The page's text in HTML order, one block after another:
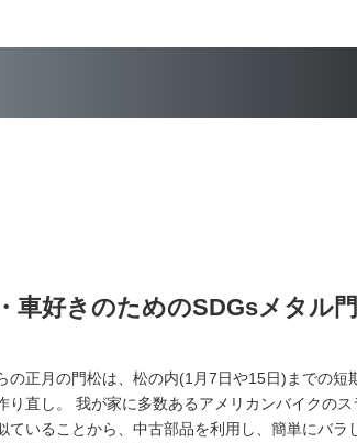
車好きのためのSDGsメタル
の正月の門松は、松の内(1月7日や15日)までの短
り直し。 我が家に多数あるアメリカンバイクの
ていることから、中古部品を利用し、簡単にバラ